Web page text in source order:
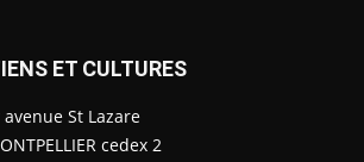
ET CULTURES
St Lazare
cedex 2